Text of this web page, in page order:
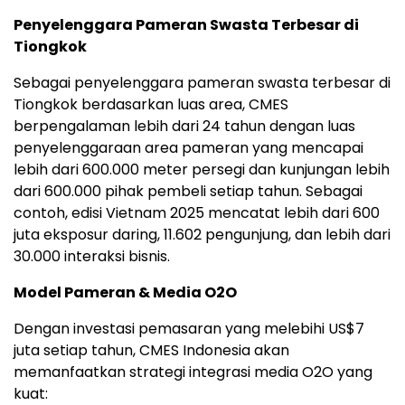
Penyelenggara Pameran Swasta Terbesar di
Tiongkok
Sebagai penyelenggara pameran swasta terbesar di
Tiongkok berdasarkan luas area, CMES
berpengalaman lebih dari 24 tahun dengan luas
penyelenggaraan area pameran yang mencapai
lebih dari 600.000 meter persegi dan kunjungan lebih
dari 600.000 pihak pembeli setiap tahun. Sebagai
contoh, edisi Vietnam 2025 mencatat lebih dari 600
juta eksposur daring, 11.602 pengunjung, dan lebih dari
30.000 interaksi bisnis.
Model Pameran & Media O2O
Dengan investasi pemasaran yang melebihi US$7
juta setiap tahun, CMES Indonesia akan
memanfaatkan strategi integrasi media O2O yang
kuat: